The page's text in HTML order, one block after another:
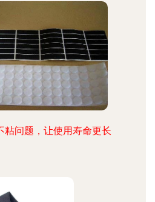
粘问题，让使用寿命更长